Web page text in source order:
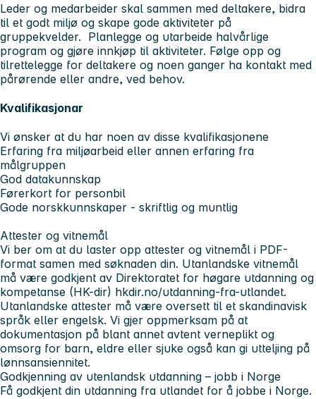
Leder og medarbeider skal sammen med deltakere, bidra
til et godt miljø og skape gode aktiviteter på
gruppekvelder. Planlegge og utarbeide halvårlige
program og gjøre innkjøp til aktiviteter. Følge opp og
tilrettelegge for deltakere og noen ganger ha kontakt med
pårørende eller andre, ved behov.
Kvalifikasjonar
Vi ønsker at du har noen av disse kvalifikasjonene
Erfaring fra miljøarbeid eller annen erfaring fra
målgruppen
God datakunnskap
Førerkort for personbil
Gode norskkunnskaper - skriftlig og muntlig
Attester og vitnemål
Vi ber om at du laster opp attester og vitnemål i PDF-
format samen med søknaden din. Utanlandske vitnemål
må være godkjent av Direktoratet for høgare utdanning og
kompetanse (HK-dir) hkdir.no/utdanning-fra-utlandet.
Utanlandske attester må være oversett til et skandinavisk
språk eller engelsk. Vi gjer oppmerksam på at
dokumentasjon på blant annet avtent verneplikt og
omsorg for barn, eldre eller sjuke også kan gi utteljing på
lønnsansiennitet.
Godkjenning av utenlandsk utdanning – jobb i Norge
Få godkjent din utdanning fra utlandet for å jobbe i Norge.